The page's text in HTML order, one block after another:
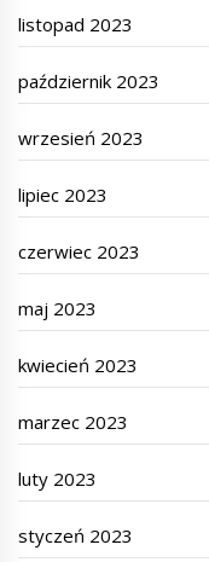
listopad 2023
październik 2023
wrzesień 2023
lipiec 2023
czerwiec 2023
maj 2023
kwiecień 2023
marzec 2023
luty 2023
styczeń 2023